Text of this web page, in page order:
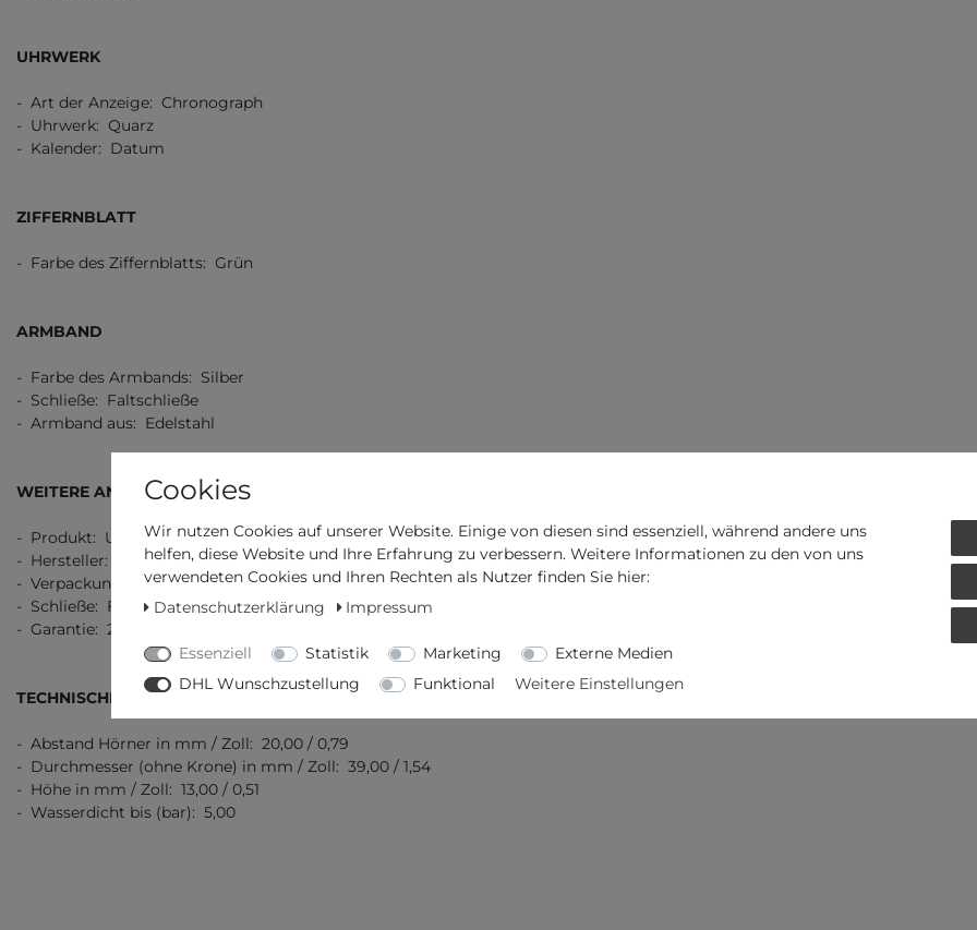
UHRWERK
- Art der Anzeige: Chronograph
- Uhrwerk: Quarz
- Kalender: Datum
ZIFFERNBLATT
- Farbe des Ziffernblatts: Grün
ARMBAND
- Farbe des Armbands: Silber
- Schließe: Faltschließe
- Armband aus: Edelstahl
WEITERE ANGABEN
- Produkt: Uhr
- Hersteller: Seiko
- Verpackung: Originalverpackung mit Dokumenten
- Schließe: Faltschließe
- Garantie: 2 Jahre Garantie
TECHNISCHE DATEN
- Abstand Hörner in mm / Zoll: 20,00 / 0,79
- Durchmesser (ohne Krone) in mm / Zoll: 39,00 / 1,54
- Höhe in mm / Zoll: 13,00 / 0,51
- Wasserdicht bis (bar): 5,00
Cookies
Wir nutzen Cookies auf unserer Website. Einige von diesen sind essenziell, während andere uns
helfen, diese Website und Ihre Erfahrung zu verbessern. Weitere Informationen zu den von uns
verwendeten Cookies und Ihren Rechten als Nutzer finden Sie hier:
Datenschutzerklärung
Impressum
Essenziell Statistik Marketing
Externe Medien
DHL Wunschzustellung
Funktional Weitere Einstellungen